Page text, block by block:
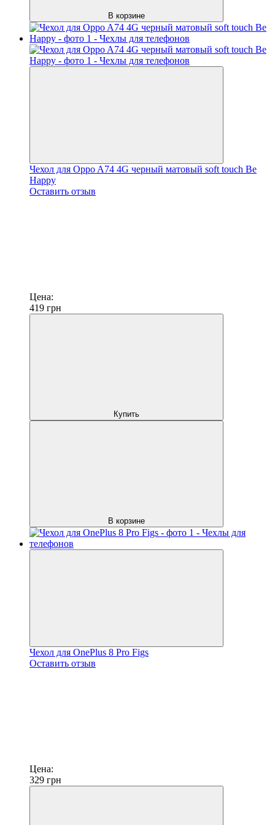
В корзине
Чехол для Oppo A74 4G черный матовый soft touch Be
Happy
Оставить отзыв
Цена:
419 грн
Купить
В корзине
Чехол для OnePlus 8 Pro Figs
Оставить отзыв
Цена:
329 грн